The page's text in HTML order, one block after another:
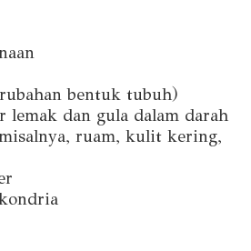
bentuk tubuh)
lemak dan gula dalam darah
ruam, kulit kering,